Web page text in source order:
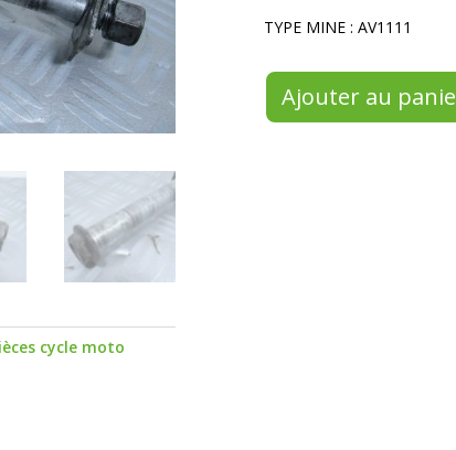
cycle moto
TYPE MINE : AV1111
Ajouter au